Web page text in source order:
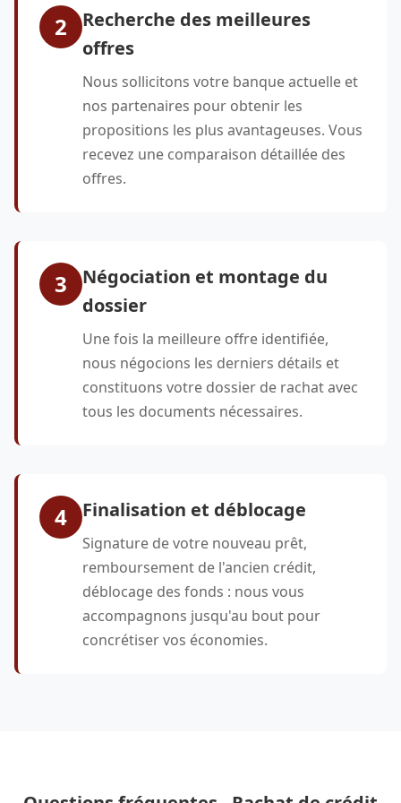
2
Recherche des meilleures
offres
Nous sollicitons votre banque actuelle et
nos partenaires pour obtenir les
propositions les plus avantageuses. Vous
recevez une comparaison détaillée des
offres.
3
Négociation et montage du
dossier
Une fois la meilleure offre identifiée,
nous négocions les derniers détails et
constituons votre dossier de rachat avec
tous les documents nécessaires.
4 Finalisation et déblocage
Signature de votre nouveau prêt,
remboursement de l'ancien crédit,
déblocage des fonds : nous vous
accompagnons jusqu'au bout pour
concrétiser vos économies.